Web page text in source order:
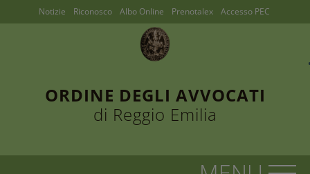
ORDINE DEGLI AVVOCATI
di Reggio Emilia
Notizie Riconosco Albo Online Prenotalex Accesso PEC